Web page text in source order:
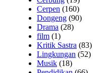
Cerpen (160)
Dongeng (90)
Drama (28)
film (1)
Kritik Sastra (83)
Lingkungan (52)
Musik (18)